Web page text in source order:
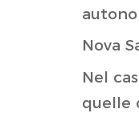
Nova
Nel
quelle